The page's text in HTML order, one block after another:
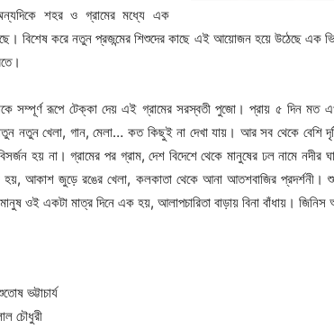
শহর ও গ্রামের মধ্যে এক
বিশেষ করে নতুন প্রজন্মের শিশুদের কাছে এই আয়োজন হয়ে উঠেছে এক
সম্পূর্ণ রূপে টেক্কা দেয় এই গ্রামের সরস্বতী পুজো। প্রায় ৫ দিন মত
নতুন খেলা, গান, মেলা… কত কিছুই না দেখা যায়। আর সব থেকে বেশি
হয় না। গ্রামের পর গ্রাম, দেশ বিদেশে থেকে মানুষের ঢল নামে নদীর
হয়, আকাশ জুড়ে রঙের খেলা, কলকাতা থেকে আনা আতশবাজির প্রদর্শনী।
মানুষ ওই একটা মাত্র দিনে এক হয়, আলাপচারিতা বাড়ায় বিনা বাঁধায়।
ভট্টাচার্য
চৌধুরী